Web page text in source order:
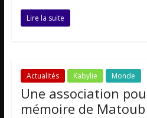
Lire la suite
Actualités Kabylie Monde
Une association
mémoire de